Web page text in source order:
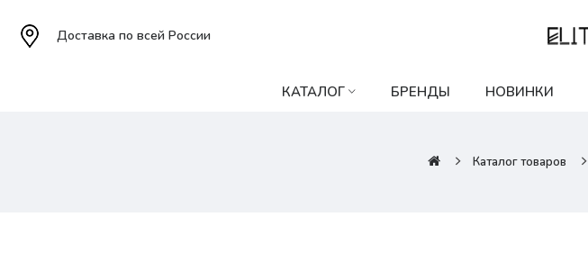
Доставка по всей России
КАТАЛОГ БРЕНДЫ НОВИНКИ
Каталог товаров